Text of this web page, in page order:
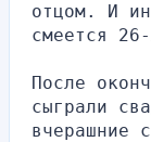
отцом. И
смеется
После
сыграли
вчерашние